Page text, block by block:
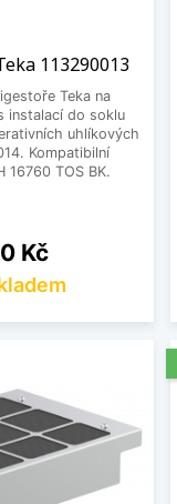
113290013
Teka na
instalací do soklu
uhlíkových
Kompatibilní
16760 TOS BK.
Kč